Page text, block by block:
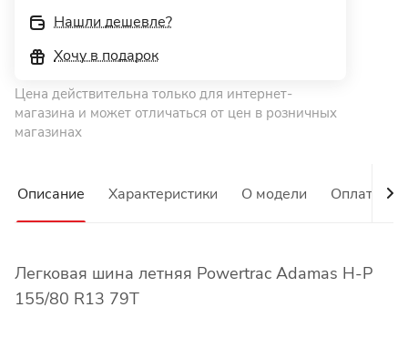
Нашли дешевле?
Хочу в подарок
Цена действительна только для интернет-
магазина и может отличаться от цен в розничных
магазинах
Описание Характеристики О модели Оплата
Легковая шина летняя Powertrac Adamas H-P
155/80 R13 79T